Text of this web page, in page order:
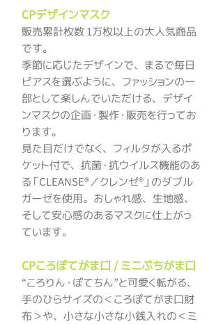
CPデザインマスク
販売累計枚数 1万枚以上の大人気商品
です。
季節に応じたデザインで、まるで毎日
ピアスを選ぶように、ファッションの一
部として楽しんでいただける、デザイ
ンマスクの企画・製作・販売を行ってお
ります。
見た目だけでなく、フィルタが入るポ
ケット付で、抗菌・抗ウイルス機能のあ
る「CLEANSE®／クレンゼ®」のダブル
ガーゼを使用。おしゃれ感、生地感、
そして安心感のあるマスクに仕上がっ
ています。
CPころぽてがま口 / ミニぷちがま口
“ころりん・ぽてちん”と可愛く転がる、
手のひらサイズの＜ころぽてがま口財
布＞や、小さな小さな小銭入れの＜ミ